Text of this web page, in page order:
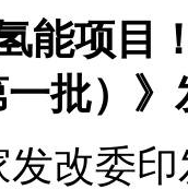
能项
批）》
发改委